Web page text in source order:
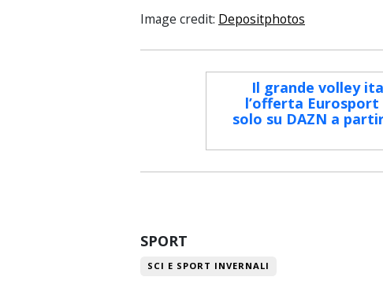
Image credit: Depositphotos
Il grande volley
l’offerta
solo su DAZN a
SPORT
SCI E SPORT INVERNALI